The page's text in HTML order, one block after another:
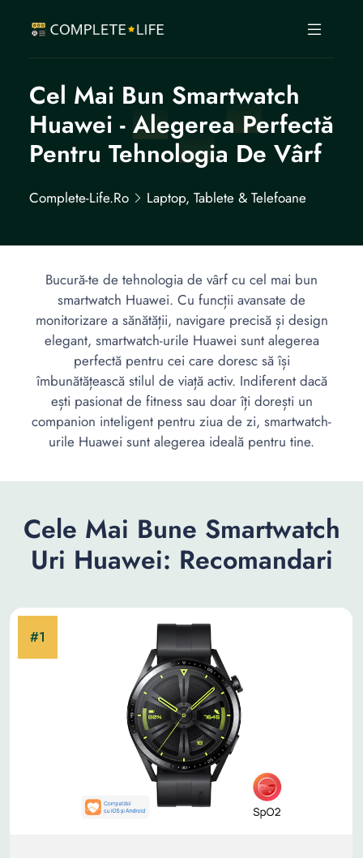
Cel Mai Bun Smartwatch
Huawei - Alegerea Perfectă
Pentru Tehnologia De Vârf
Complete-Life.ro Laptop, Tablete & Telefoane
Bucură-te de tehnologia de vârf cu cel mai bun
smartwatch Huawei. Cu funcții avansate de
monitorizare a sănătății, navigare precisă și design
elegant, smartwatch-urile Huawei sunt alegerea
perfectă pentru cei care doresc să își
îmbunătățească stilul de viață activ. Indiferent dacă
ești pasionat de fitness sau doar îți dorești un
companion inteligent pentru ziua de zi, smartwatch-
urile Huawei sunt alegerea ideală pentru tine.
Cele Mai Bune Smartwatch
Uri Huawei: Recomandari